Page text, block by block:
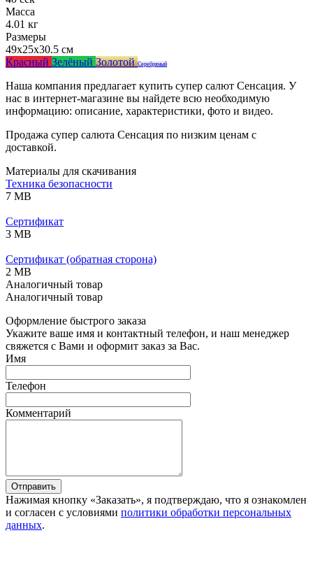
Масса
4.01 кг
Размеры
49x25x30.5 см
Красный Зелёный ЗолотойСеребряный
Наша компания предлагает купить супер салют Сенсация. У
нас в интернет-магазине вы найдете всю необходимую
информацию: описание, характеристики, фото и видео.
Продажа супер салюта Сенсация по низким ценам с
доставкой.
Материалы для скачивания
Техника безопасности
7 MB
Сертификат
3 MB
Сертификат (обратная сторона)
2 MB
Аналогичный товар
Аналогичный товар
Оформление быстрого заказа
Укажите ваше имя и контактный телефон, и наш менеджер
свяжется с Вами и оформит заказ за Вас.
Имя
Телефон
Комментарий
Отправить
Нажимая кнопку «Заказать», я подтверждаю, что я ознакомлен
и согласен с условиями политики обработки персональных
данных.